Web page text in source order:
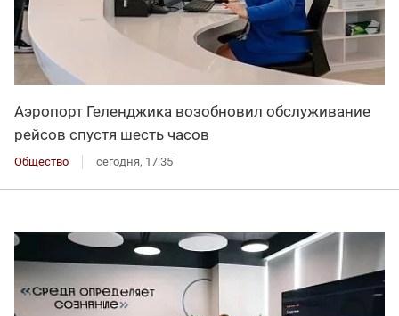
Аэропорт Геленджика возобновил обслуживание
рейсов спустя шесть часов
Общество сегодня, 17:35